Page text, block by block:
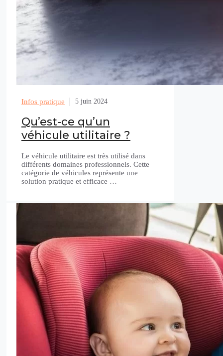
Infos pratique 5 juin 2024
Qu’est-ce qu’un
véhicule utilitaire ?
Le véhicule utilitaire est très utilisé dans
différents domaines professionnels. Cette
catégorie de véhicules représente une
solution pratique et efficace …